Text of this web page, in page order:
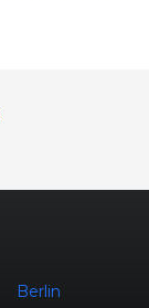
Berlin